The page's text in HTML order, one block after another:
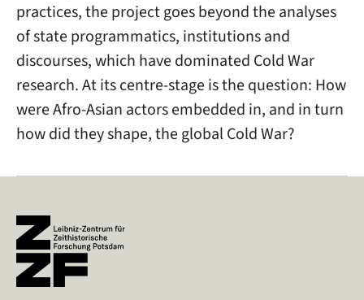
practices, the project goes beyond the analyses
of state programmatics, institutions and
discourses, which have dominated Cold War
research. At its centre-stage is the question: How
were Afro-Asian actors embedded in, and in turn
how did they shape, the global Cold War? ​